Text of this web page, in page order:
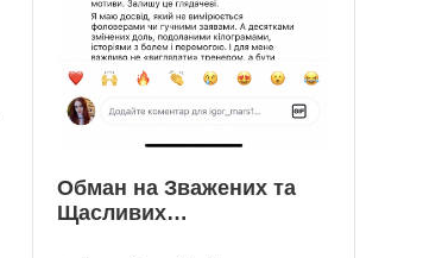
Обман на Зважених та
Щасливих…